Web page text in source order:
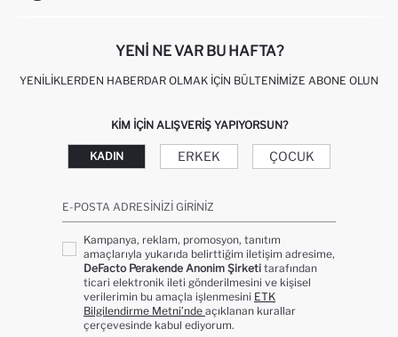
YENI NE VAR BU HAFTA?
YENILIKLERDEN HABERDAR OLMAK İÇIN BÜLTENIMIZE ABONE OLUN
KIM IÇIN ALIŞVERIŞ YAPIYORSUN?
KADIN ERKEK ÇOCUK
E-POSTA ADRESINIZI GIRINIZ
Kampanya, reklam, promosyon, tanıtım
amaçlarıyla yukarıda belirttiğim iletişim adresime,
DeFacto Perakende Anonim Şirketi tarafından
ticari elektronik ileti gönderilmesini ve kişisel
verilerimin bu amaçla işlenmesini ETK
Bilgilendirme Metni’nde açıklanan kurallar
çerçevesinde kabul ediyorum.